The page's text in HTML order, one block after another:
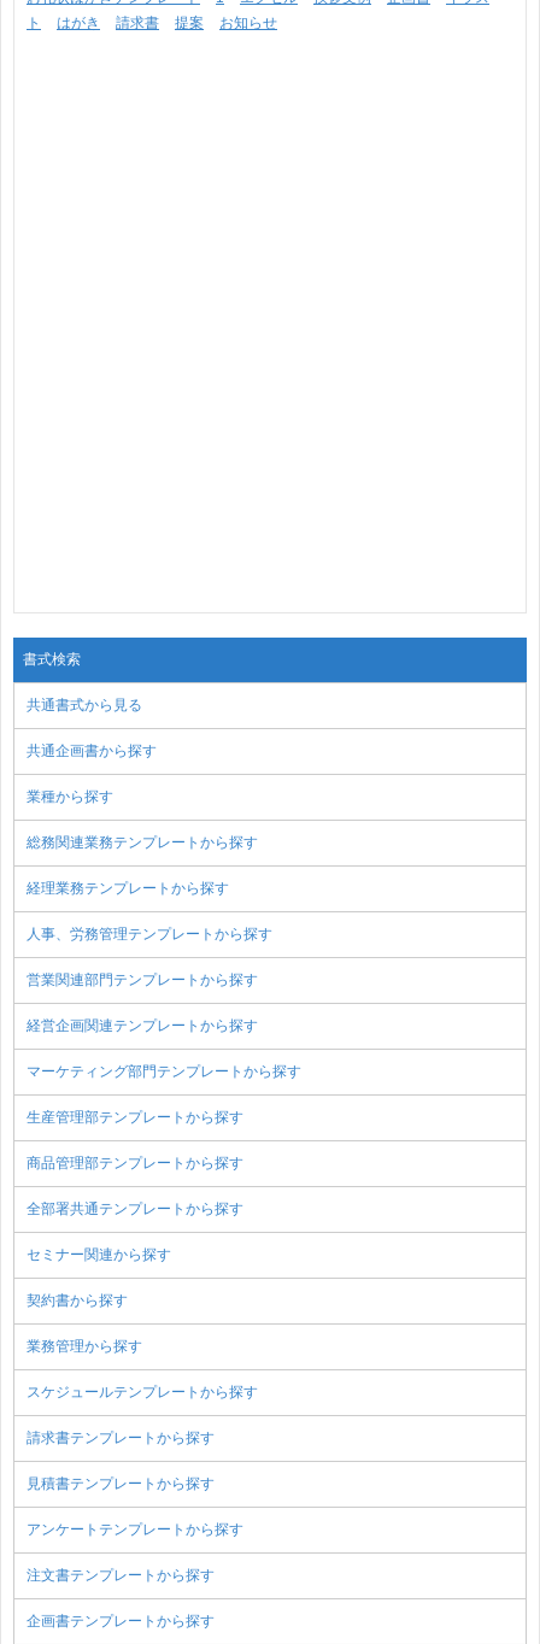
ト
はがき 請求書 提案 お知らせ
書式検索
共通書式から見る
共通企画書から探す
業種から探す
総務関連業務テンプレートから探す
経理業務テンプレートから探す
人事、労務管理テンプレートから探す
営業関連部門テンプレートから探す
経営企画関連テンプレートから探す
マーケティング部門テンプレートから探す
生産管理部テンプレートから探す
商品管理部テンプレートから探す
全部署共通テンプレートから探す
セミナー関連から探す
契約書から探す
業務管理から探す
スケジュールテンプレートから探す
請求書テンプレートから探す
見積書テンプレートから探す
アンケートテンプレートから探す
注文書テンプレートから探す
企画書テンプレートから探す